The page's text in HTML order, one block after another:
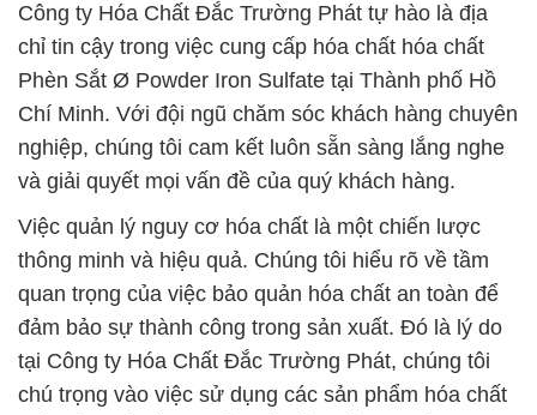
Công ty Hóa Chất Đắc Trường Phát tự hào là địa
chỉ tin cậy trong việc cung cấp hóa chất hóa chất
Phèn Sắt Ø Powder Iron Sulfate tại Thành phố Hồ
Chí Minh. Với đội ngũ chăm sóc khách hàng chuyên
nghiệp, chúng tôi cam kết luôn sẵn sàng lắng nghe
và giải quyết mọi vấn đề của quý khách hàng.
Việc quản lý nguy cơ hóa chất là một chiến lược
thông minh và hiệu quả. Chúng tôi hiểu rõ về tầm
quan trọng của việc bảo quản hóa chất an toàn để
đảm bảo sự thành công trong sản xuất. Đó là lý do
tại Công ty Hóa Chất Đắc Trường Phát, chúng tôi
chú trọng vào việc sử dụng các sản phẩm hóa chất